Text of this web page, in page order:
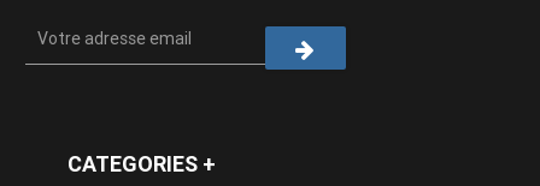
CATEGORIES +